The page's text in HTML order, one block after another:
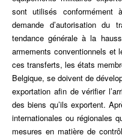
sont utilisés conformément
demande d’autorisation du
tendance générale à la
armements conventionnels et
ces transferts, les états
Belgique, se doivent de
exportation afin de vérifier
des biens qu’ils exportent.
internationales ou régionales
mesures en matière de